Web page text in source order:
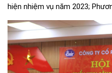
hiện nhiệm vụ năm 2023;